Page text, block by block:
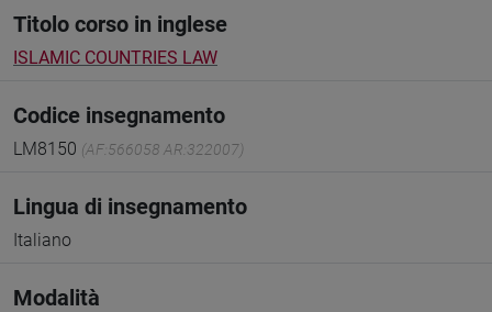
Titolo corso in inglese
ISLAMIC COUNTRIES LAW
Codice insegnamento
LM8150 (AF:566058 AR:322007)
Lingua di insegnamento
Italiano
Modalità